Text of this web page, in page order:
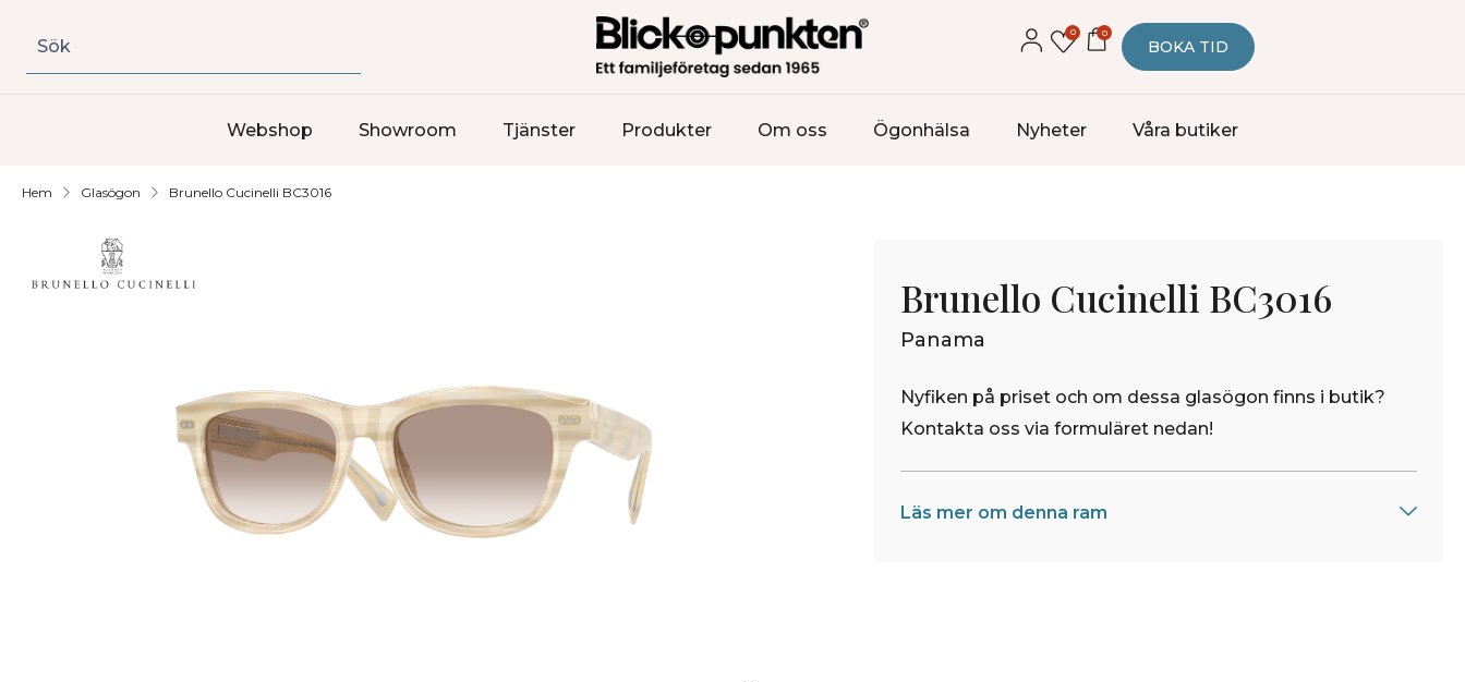
Sök
0 0
BOKA TID
Webshop Showroom Tjänster Produkter Om oss Ögonhälsa Nyheter Våra butiker
Hem Glasögon Brunello Cucinelli BC3016
Brunello Cucinelli BC3016
Panama
Nyfiken på priset och om dessa glasögon finns i butik?
Kontakta oss via formuläret nedan!
Läs mer om denna ram